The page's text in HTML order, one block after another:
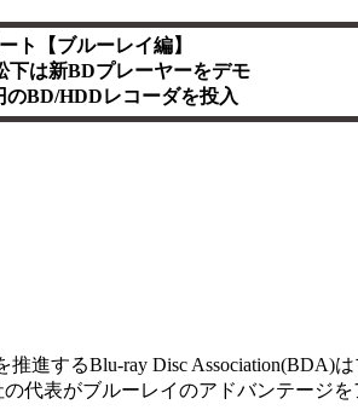
ト【ブルーレイ編】
下は新BDプレーヤーをデモ
のBD/HDDレコーダを投入
進するBlu-ray Disc Association(BDA)
代表がブルーレイのアドバンテージを